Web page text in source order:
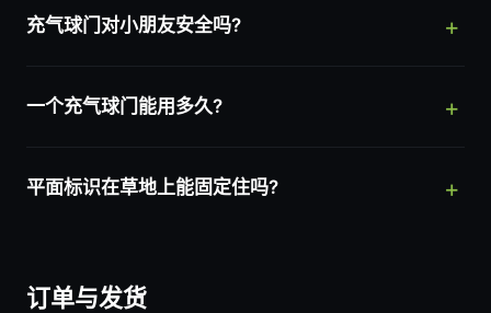
充气球门对小朋友安全吗?
一个充气球门能用多久?
平面标识在草地上能固定住吗?
订单与发货